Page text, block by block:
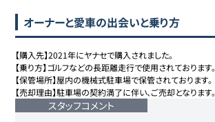
オーナーと愛車の出会いと乗り方
【購入先】2021年にヤナセで購入されました。
【乗り方】ゴルフなどの長距離走行で使用されております。
【保管場所】屋内の機械式駐車場で保管されております。
【売却理由】駐車場の契約満了に伴い、ご売却となります。
スタッフコメント